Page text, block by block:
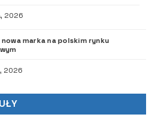
2026
nowa marka na polskim rynku
2026